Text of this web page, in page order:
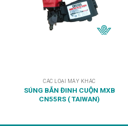
CÁC LOẠI MÁY KHÁC
SÚNG BẮN ĐINH CUỘN MXB
CN55RS ( TAIWAN)